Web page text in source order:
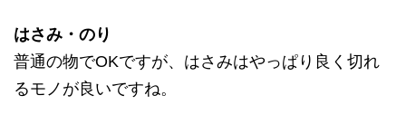
はさみ・のり
普通の物でOKですが、はさみはやっぱり良く切れ
るモノが良いですね。